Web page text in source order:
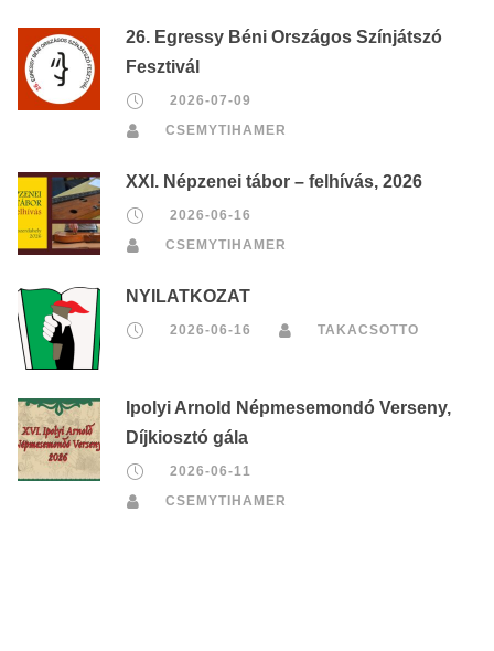
26. Egressy Béni Országos Színjátszó
Fesztivál
2026-07-09
CSEMYTIHAMER
XXI. Népzenei tábor – felhívás, 2026
2026-06-16
CSEMYTIHAMER
NYILATKOZAT
2026-06-16 TAKACSOTTO
Ipolyi Arnold Népmesemondó Verseny,
Díjkiosztó gála
2026-06-11
CSEMYTIHAMER